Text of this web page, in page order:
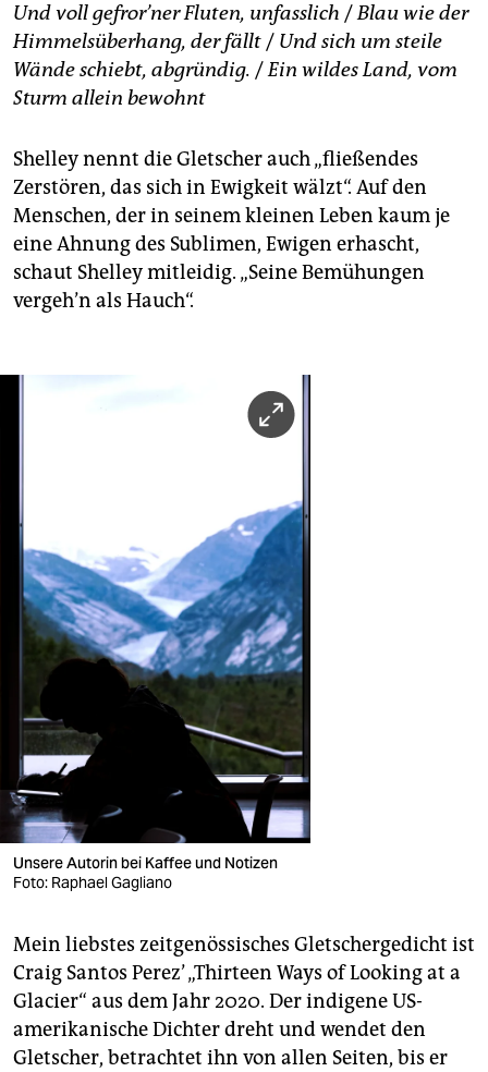
Und voll gefror’ner Fluten, unfasslich /Blau wie der
Himmelsüberhang, der fällt / Und sich um steile
Wände schiebt, abgründig. /Ein wildes Land, vom
Sturm allein bewohnt
Shelley nennt die Gletscher auch „fließendes
Zerstören, das sich in Ewigkeit wälzt“. Auf den
Menschen, der in seinem kleinen Leben kaum je
eine Ahnung des Sublimen, Ewigen erhascht,
schaut Shelley mitleidig. „Seine Bemühungen
vergeh’n als Hauch“.
Unsere Autorin bei Kaffee und Notizen
Foto: Raphael Gagliano
Mein liebstes zeitgenössisches Gletschergedicht ist
Craig Santos Perez’ „Thirteen Ways of Looking at a
Glacier“ aus dem Jahr 2020. Der indigene US-
amerikanische Dichter dreht und wendet den
Gletscher, betrachtet ihn von allen Seiten, bis er